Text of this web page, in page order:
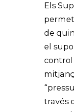
Els
de
el
través